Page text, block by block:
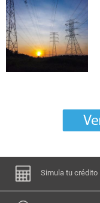
Simula tu crédito